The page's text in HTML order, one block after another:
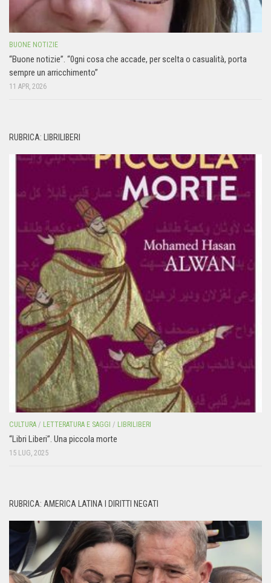
BUONE NOTIZIE
“Buone notizie”. “0gni cosa che accade, per scelta o casualità, porta
sempre un arricchimento”
11 APR, 2026
RUBRICA: LIBRILIBERI
CULTURA / LETTERATURA E SAGGI / LIBRILIBERI
“Libri Liberi”. Una piccola morte
15 LUG, 2025
RUBRICA: AMERICA LATINA I DIRITTI NEGATI